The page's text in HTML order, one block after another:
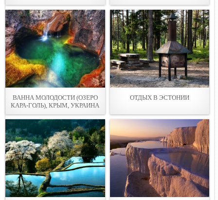
ВАННА МОЛОДОСТИ (ОЗЕРО
КАРА-ГОЛЬ), КРЫМ, УКРАИНА
ОТДЫХ В ЭСТОНИИ